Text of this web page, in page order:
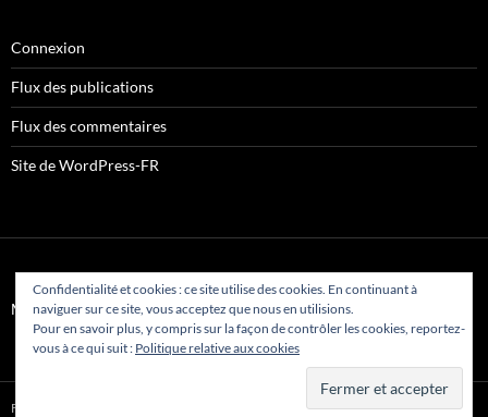
Connexion
Flux des publications
Flux des commentaires
Site de WordPress-FR
Mentions légales
Fièrement propulsé par WordPress
Confidentialité et cookies : ce site utilise des cookies. En continuant à
naviguer sur ce site, vous acceptez que nous en utilisions.
Pour en savoir plus, y compris sur la façon de contrôler les cookies, reportez-
vous à ce qui suit : Politique relative aux cookies